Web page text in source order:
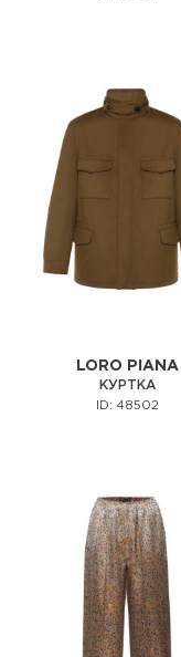
LORO PIANA
КУРТКА
ID: 48502